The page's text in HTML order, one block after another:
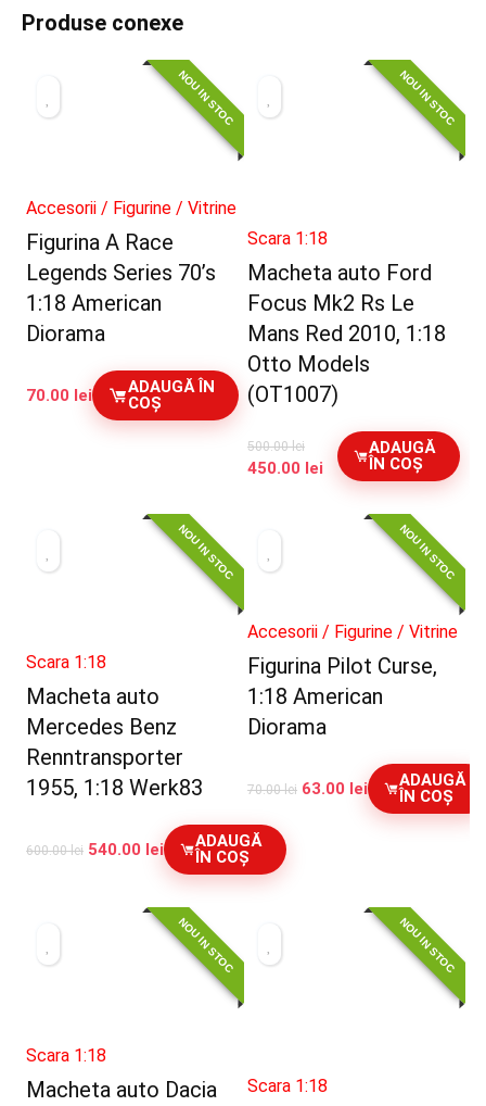
Produse conexe
NOU IN STOC
Accesorii / Figurine / Vitrine
Figurina A Race
Legends Series 70’s
1:18 American
Diorama
70.00 lei
ADAUGĂ ÎN
COȘ
NOU IN STOC
Scara 1:18
Macheta auto Ford
Focus Mk2 Rs Le
Mans Red 2010, 1:18
Otto Models
(OT1007)
500.00lei
Prețul
450.00 lei Prețul
450.00 lei.
ADAUGĂ
ÎN COȘ
NOU IN STOC
Scara 1:18
Macheta auto
Mercedes Benz
Renntransporter
1955, 1:18 Werk83
600.00lei 540.00 lei
ADAUGĂ
ÎN COȘ
NOU IN STOC
Accesorii / Figurine / Vitrine
Figurina Pilot Curse,
1:18 American
Diorama
70.00lei 63.00 lei
ADAUGĂ
ÎN COȘ
NOU IN STOC
Scara 1:18
Macheta auto Dacia
NOU IN STOC
Scara 1:18